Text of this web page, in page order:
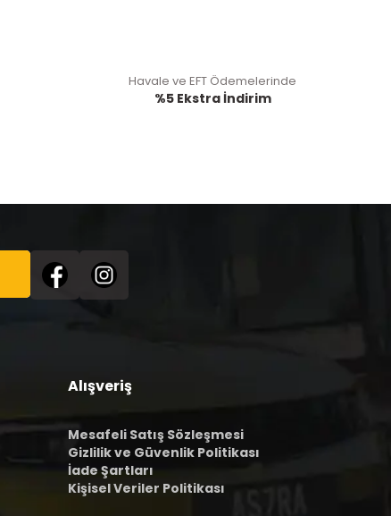
Havale ve EFT Ödemelerinde
%5 Ekstra İndirim
Alışveriş
Mesafeli Satış Sözleşmesi
Gizlilik ve Güvenlik Politikası
İade Şartları
Kişisel Veriler Politikası